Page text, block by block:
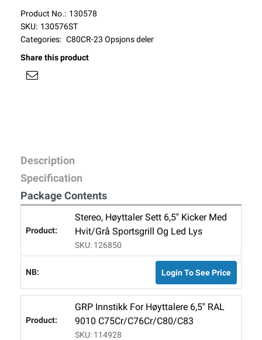
Product No.: 130578
SKU: 130576ST
Categories: C80CR-23 Opsjons deler
Share this product
Description
Specification
Package Contents
Stereo, Høyttaler Sett 6,5'' Kicker Med
Hvit/grå Sportsgrill Og Led Lys
SKU: 126850
Login To See Price
GRP Innstikk For Høyttalere 6,5'' RAL
9010 C75Cr/C76Cr/C80/C83
SKU: 114928